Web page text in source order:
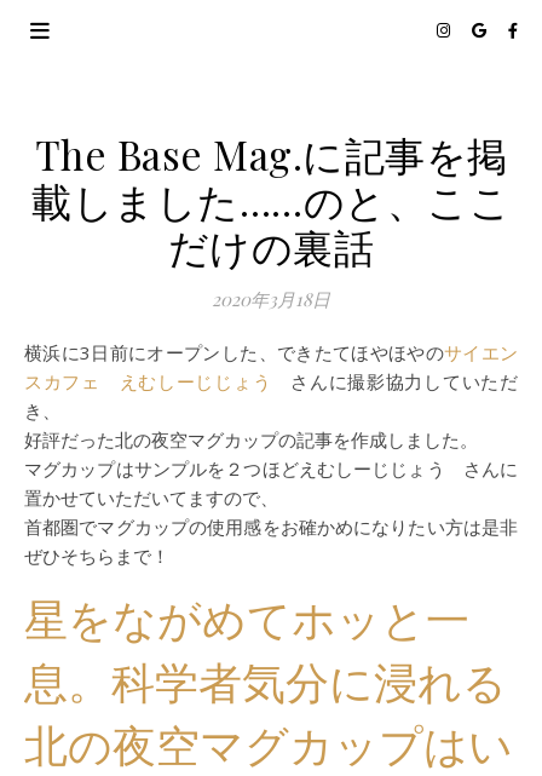
The Base Mag.に記事を掲
載しました……のと、ここ
だけの裏話
2020年3月18日
横浜に3日前にオープンした、できたてほやほやのサイエン
スカフェ えむしーじじょう
さんに撮影協力していただ
き、
好評だった北の夜空マグカップの記事を作成しました。
マグカップはサンプルを２つほどえむしーじじょう さんに
置かせていただいてますので、
首都圏でマグカップの使用感をお確かめになりたい方は是非
ぜひそちらまで！
星をながめてホッと一
息。科学者気分に浸れる
北の夜空マグカップはい